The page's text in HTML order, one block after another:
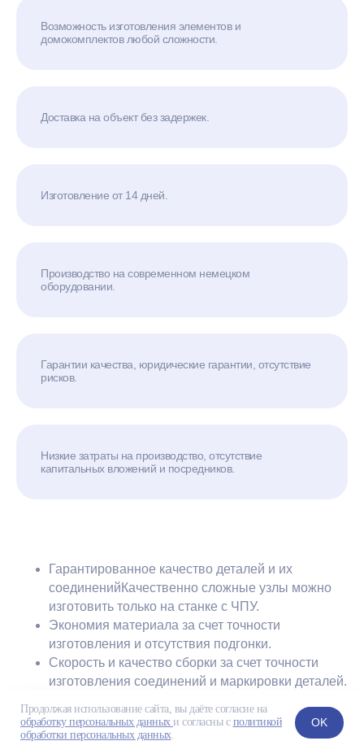
Продолжая использование сайта, вы даёте согласие на
обработку персональных данных и согласны с политикой
обработки персональных данных.
OK
Возможность изготовления элементов и
домокомплектов любой сложности.
Доставка на объект без задержек.
Изготовление от 14 дней.
Производство на современном немецком
оборудовании.
Гарантии качества, юридические гарантии, отсутствие
рисков.
Низкие затраты на производство, отсутствие
капитальных вложений и посредников.
Гарантированное качество деталей и их
соединенийКачественно сложные узлы можно
изготовить только на станке с ЧПУ.
Экономия материала за счет точности
изготовления и отсутствия подгонки.
Скорость и качество сборки за счет точности
изготовления соединений и маркировки деталей.
доработки и проблем со сборкой.
Экономия денег, возможность предложить более